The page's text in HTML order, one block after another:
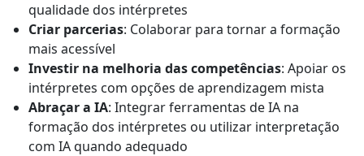
qualidade dos intérpretes
Criar parcerias: Colaborar para tornar a formação
mais acessível
Investir na melhoria das competências: Apoiar os
intérpretes com opções de aprendizagem mista
Abraçar a IA: Integrar ferramentas de IA na
formação dos intérpretes ou utilizar interpretação
com IA quando adequado